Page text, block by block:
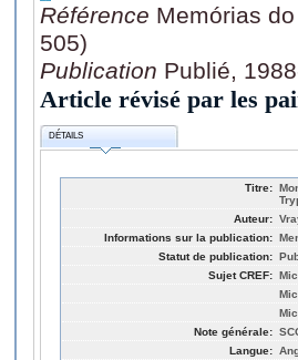
Référence Memórias
505)
Publication Publié,
Article révisé par les
DÉTAILS
Titre:
Auteur:
Informations sur la publication:
Statut de publication:
Sujet CREF:
Note générale:
Langue: